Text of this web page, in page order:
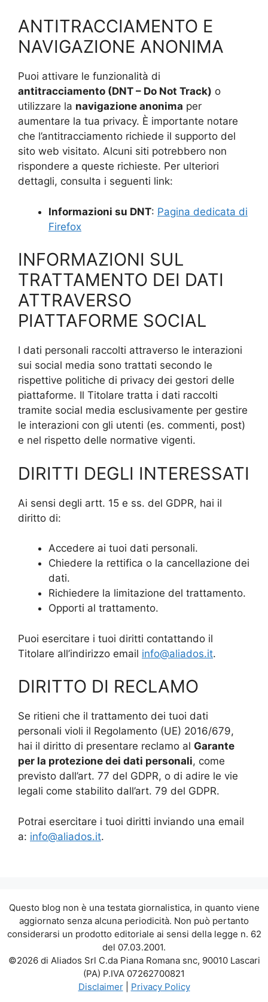
ANTITRACCIAMENTO E
NAVIGAZIONE ANONIMA
Puoi attivare le funzionalità di
antitracciamento (DNT – Do Not Track) o
utilizzare la navigazione anonima per
aumentare la tua privacy. È importante notare
che l’antitracciamento richiede il supporto del
sito web visitato. Alcuni siti potrebbero non
rispondere a queste richieste. Per ulteriori
dettagli, consulta i seguenti link:
Informazioni su DNT: Pagina dedicata di
Firefox
INFORMAZIONI SUL
TRATTAMENTO DEI DATI
ATTRAVERSO
PIATTAFORME SOCIAL
I dati personali raccolti attraverso le interazioni
sui social media sono trattati secondo le
rispettive politiche di privacy dei gestori delle
piattaforme. Il Titolare tratta i dati raccolti
tramite social media esclusivamente per gestire
le interazioni con gli utenti (es. commenti, post)
e nel rispetto delle normative vigenti.
DIRITTI DEGLI INTERESSATI
Ai sensi degli artt. 15 e ss. del GDPR, hai il
diritto di:
Accedere ai tuoi dati personali.
Chiedere la rettifica o la cancellazione dei
dati.
Richiedere la limitazione del trattamento.
Opporti al trattamento.
Puoi esercitare i tuoi diritti contattando il
Titolare all’indirizzo email info@aliados.it.
DIRITTO DI RECLAMO
Se ritieni che il trattamento dei tuoi dati
personali violi il Regolamento (UE) 2016/679,
hai il diritto di presentare reclamo al Garante
per la protezione dei dati personali, come
previsto dall’art. 77 del GDPR, o di adire le vie
legali come stabilito dall’art. 79 del GDPR.
Potrai esercitare i tuoi diritti inviando una email
a: info@aliados.it.
Questo blog non è una testata giornalistica, in quanto viene
aggiornato senza alcuna periodicità. Non può pertanto
considerarsi un prodotto editoriale ai sensi della legge n. 62
del 07.03.2001.
©2026 di Aliados Srl C.da Piana Romana snc, 90010 Lascari
(PA) P.IVA 07262700821
Disclaimer| Privacy Policy